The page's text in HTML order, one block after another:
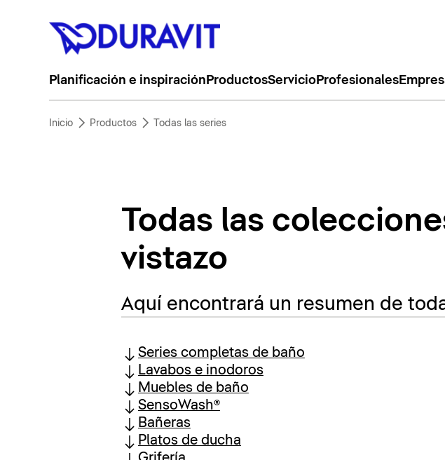
Planificación e inspiración ProductosServicioProfesionales
Inicio Productos Todas las series
Todas las
vistazo
Aquí encontrará un resumen de
Series completas de baño
Lavabos e inodoros
Muebles de baño
SensoWash®
Bañeras
Platos de ducha